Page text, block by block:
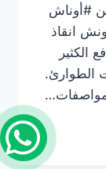
#أوناش
انقاذ
الكثير
الطوارئ.